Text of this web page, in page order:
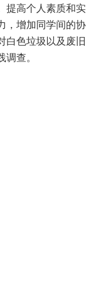
提高个人素质和实
，增加同学间的协
白色垃圾以及废旧
查。